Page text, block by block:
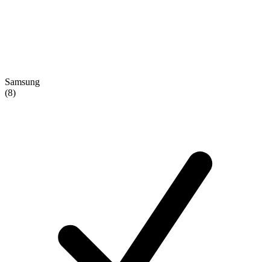
Samsung
(8)